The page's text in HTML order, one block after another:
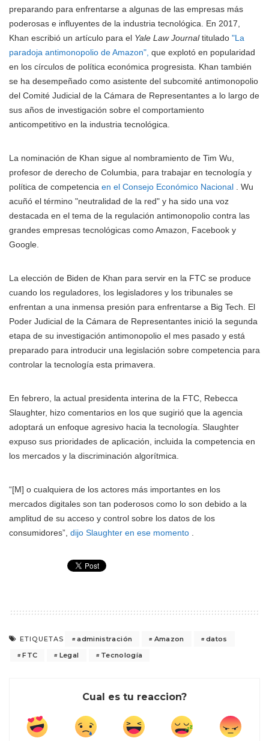
preparando para enfrentarse a algunas de las empresas más
poderosas e influyentes de la industria tecnológica. En 2017,
Khan escribió un artículo para el Yale Law Journaltitulado "La
paradoja antimonopolio de Amazon", que explotó en popularidad
en los círculos de política económica progresista. Khan también
se ha desempeñado como asistente del subcomité antimonopolio
del Comité Judicial de la Cámara de Representantes a lo largo de
sus años de investigación sobre el comportamiento
anticompetitivo en la industria tecnológica.
La nominación de Khan sigue al nombramiento de Tim Wu,
profesor de derecho de Columbia, para trabajar en tecnología y
política de competencia en el Consejo Económico Nacional . Wu
acuñó el término "neutralidad de la red" y ha sido una voz
destacada en el tema de la regulación antimonopolio contra las
grandes empresas tecnológicas como Amazon, Facebook y
Google.
La elección de Biden de Khan para servir en la FTC se produce
cuando los reguladores, los legisladores y los tribunales se
enfrentan a una inmensa presión para enfrentarse a Big Tech. El
Poder Judicial de la Cámara de Representantes inició la segunda
etapa de su investigación antimonopolio el mes pasado y está
preparado para introducir una legislación sobre competencia para
controlar la tecnología esta primavera.
En febrero, la actual presidenta interina de la FTC, Rebecca
Slaughter, hizo comentarios en los que sugirió que la agencia
adoptará un enfoque agresivo hacia la tecnología. Slaughter
expuso sus prioridades de aplicación, incluida la competencia en
los mercados y la discriminación algorítmica.
“[M] o cualquiera de los actores más importantes en los
mercados digitales son tan poderosos como lo son debido a la
amplitud de su acceso y control sobre los datos de los
consumidores”, dijo Slaughter en ese momento
ETIQUETAS administración Amazon
datos
FTC
Legal Tecnología
Cual es tu reaccion?